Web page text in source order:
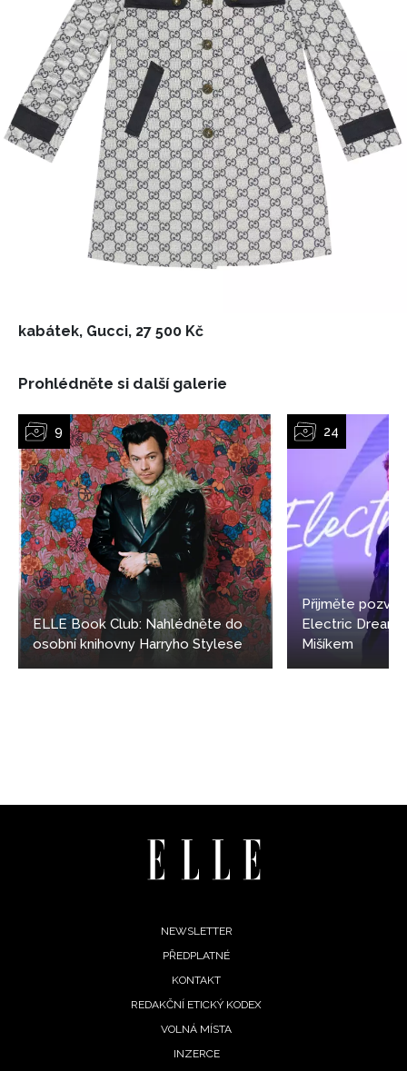
kabátek, Gucci, 27 500 Kč
Prohlédněte si další galerie
ELLE Book Club: Nahlédněte do
osobní knihovny Harryho Stylese
Přijměte
Electric
Mišíkem
NEWSLETTER
PŘEDPLATNÉ
KONTAKT
REDAKČNÍ ETICKÝ KODEX
VOLNÁ MÍSTA
INZERCE